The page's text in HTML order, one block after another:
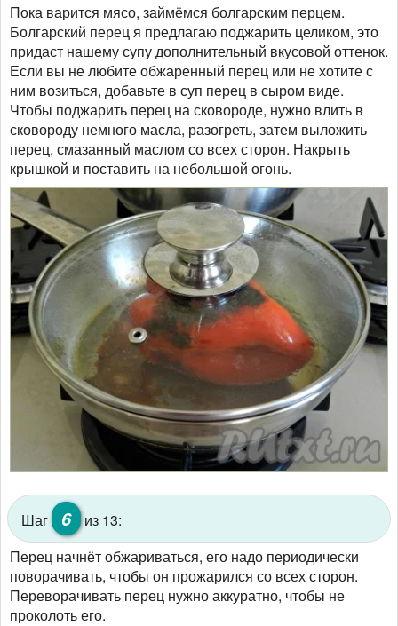
Пока варится мясо, займёмся болгарским перцем.
Болгарский перец я предлагаю поджарить целиком, это
придаст нашему супу дополнительный вкусовой оттенок.
Если вы не любите обжаренный перец или не хотите с
ним возиться, добавьте в суп перец в сыром виде.
Чтобы поджарить перец на сковороде, нужно влить в
сковороду немного масла, разогреть, затем выложить
перец, смазанный маслом со всех сторон. Накрыть
крышкой и поставить на небольшой огонь.
Шаг 6
из 13:
Перец начнёт обжариваться, его надо периодически
поворачивать, чтобы он прожарился со всех сторон.
Переворачивать перец нужно аккуратно, чтобы не
проколоть его.